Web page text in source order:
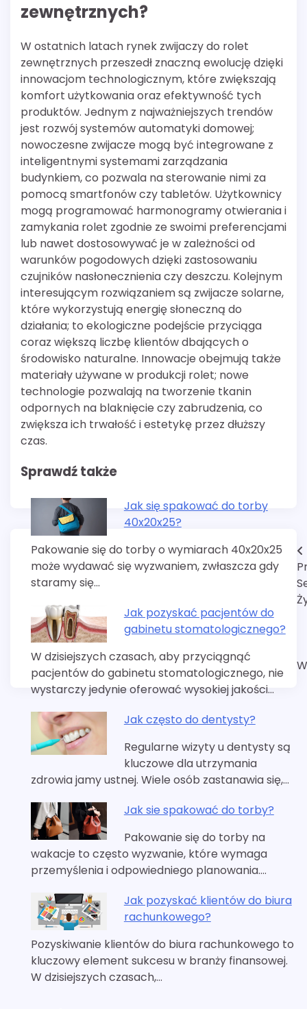
zewnętrznych?
W ostatnich latach rynek zwijaczy do rolet
zewnętrznych przeszedł znaczną ewolucję dzięki
innowacjom technologicznym, które zwiększają
komfort użytkowania oraz efektywność tych
produktów. Jednym z najważniejszych trendów
jest rozwój systemów automatyki domowej;
nowoczesne zwijacze mogą być integrowane z
inteligentnymi systemami zarządzania
budynkiem, co pozwala na sterowanie nimi za
pomocą smartfonów czy tabletów. Użytkownicy
mogą programować harmonogramy otwierania i
zamykania rolet zgodnie ze swoimi preferencjami
lub nawet dostosowywać je w zależności od
warunków pogodowych dzięki zastosowaniu
czujników nasłonecznienia czy deszczu. Kolejnym
interesującym rozwiązaniem są zwijacze solarne,
które wykorzystują energię słoneczną do
działania; to ekologiczne podejście przyciąga
coraz większą liczbę klientów dbających o
środowisko naturalne. Innowacje obejmują także
materiały używane w produkcji rolet; nowe
technologie pozwalają na tworzenie tkanin
odpornych na blaknięcie czy zabrudzenia, co
zwiększa ich trwałość i estetykę przez dłuższy
czas.
Sprawdź także
Jak się spakować do torby
40x20x25?
Pakowanie się do torby o wymiarach 40x20x25
może wydawać się wyzwaniem, zwłaszcza gdy
staramy się…
Jak pozyskać pacjentów do
gabinetu stomatologicznego?
W dzisiejszych czasach, aby przyciągnąć
pacjentów do gabinetu stomatologicznego, nie
wystarczy jedynie oferować wysokiej jakości…
Jak często do dentysty?
Regularne wizyty u dentysty są
kluczowe dla utrzymania
zdrowia jamy ustnej. Wiele osób zastanawia się,…
Jak sie spakować do torby?
Pakowanie się do torby na
wakacje to często wyzwanie, które wymaga
przemyślenia i odpowiedniego planowania.…
Jak pozyskać klientów do biura
rachunkowego?
Pozyskiwanie klientów do biura rachunkowego to
kluczowy element sukcesu w branży finansowej.
W dzisiejszych czasach,…
Nawigacja
wpisu